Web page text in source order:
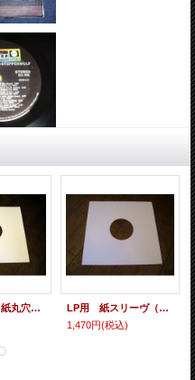
LP用 コート紙丸穴ジャケ 10枚セット
LP用 紙スリーヴ（レギュラー 四角の角） 10枚セット
1,470円(税込)